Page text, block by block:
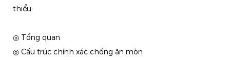
thiểu.
◎ Tổng quan
◎ Cấu trúc chính xác chống ăn mòn